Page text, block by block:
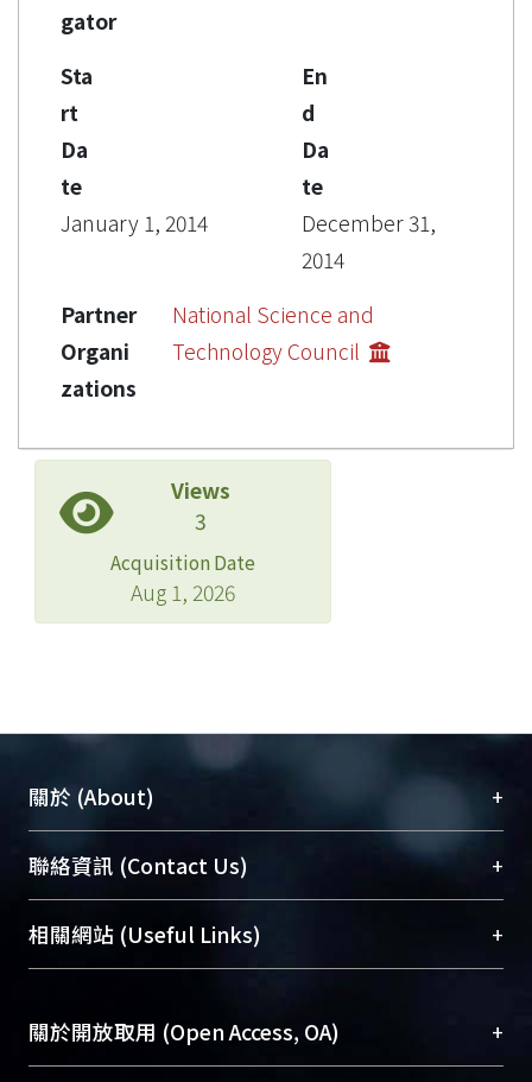
gator
Sta
rt
Da
te
January 1, 2014
En
d
Da
te
December 31,
2014
Partner
Organi
zations
National Science and
Technology Council
Views
3
Acquisition Date
Aug 1, 2026
關於 (About) +
臺大位居世界頂尖大學之列，為永久珍藏及向國際
展現本校豐碩的研究成果及學術能量，圖書館整合
機構典藏（NTUR）與學術庫（AH）不同功能平
台，成為臺大學術典藏NTU scholars。期能整合研
成果。
To permanently archive and promote researcher
聯絡資訊 (Contact Us) +
總館學科館員(Main Library)
醫學圖書館學科館員(Medical Library)
Sciences Library)
相關網站 (Useful Links) +
關於開放取用 (Open Access, OA) +